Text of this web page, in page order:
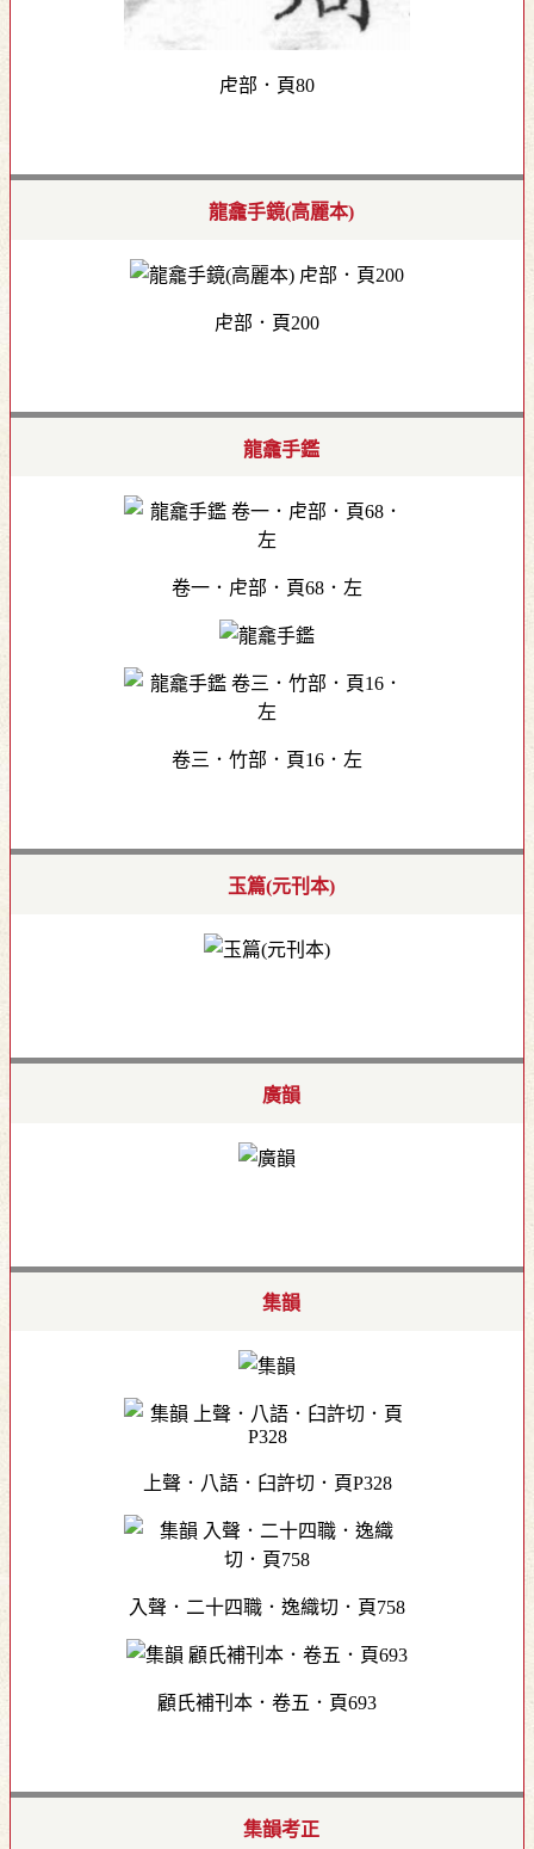
虍部．頁80
龍龕手鏡(高麗本)
虍部．頁200
龍龕手鑑
卷一．虍部．頁68．左
卷三．竹部．頁16．左
玉篇(元刊本)
廣韻
集韻
上聲．八語．臼許切．頁P328
入聲．二十四職．逸織切．頁758
顧氏補刊本．卷五．頁693
集韻考正